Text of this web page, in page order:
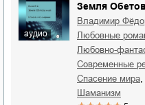
аудио
Земля
Владимир
любовные
любовно-
современные
спасение мира
шаманизм